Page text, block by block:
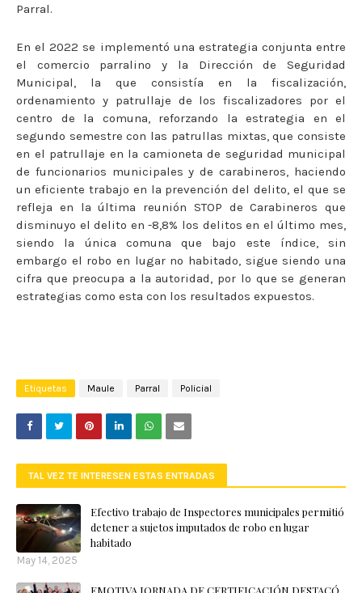
Parral.
En el 2022 se implementó una estrategia conjunta entre
el comercio parralino y la Dirección de Seguridad
Municipal, la que consistía en la fiscalización,
ordenamiento y patrullaje de los fiscalizadores por el
centro de la comuna, reforzando la estrategia en el
segundo semestre con las patrullas mixtas, que consiste
en el patrullaje en la camioneta de seguridad municipal
de funcionarios municipales y de carabineros, haciendo
un eficiente trabajo en la prevención del delito, el que se
refleja en la última reunión STOP de Carabineros que
disminuyo el delito en -8,8% los delitos en el último mes,
siendo la única comuna que bajo este índice, sin
embargo el robo en lugar no habitado, sigue siendo una
cifra que preocupa a la autoridad, por lo que se generan
estrategias como esta con los resultados expuestos.
Etiquetas Maule Parral Policial
TAL VEZ TE INTERESEN ESTAS ENTRADAS
Efectivo trabajo de Inspectores municipales permitió
detener a sujetos imputados de robo en lugar
habitado
May 14, 2025
EMOTIVA JORNADA DE CERTIFICACIÓN DESTACÓ